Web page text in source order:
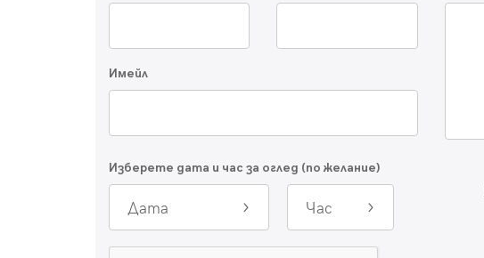
Имейл
Изберете дата и час за оглед (по желание)
Дата Час